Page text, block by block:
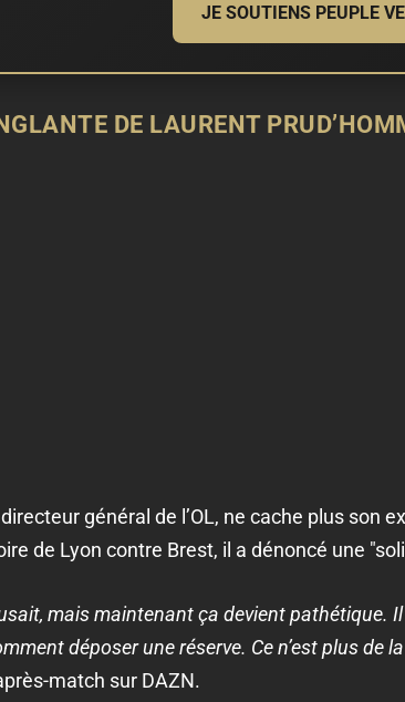
JE SOUTIENS PEUPLE
DE LAURENT
général de l’OL, ne cache plus
de Lyon contre Brest, il a dénoncé une
mais maintenant ça devient pathétique.
déposer une réserve. Ce n’est plus de
match sur DAZN.